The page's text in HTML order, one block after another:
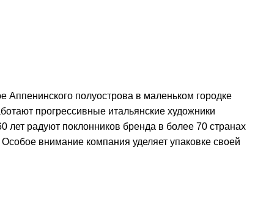
Аппенинского полуострова в маленьком городке
прогрессивные итальянские художники
радуют поклонников бренда в более 70 странах
внимание компания уделяет упаковке своей